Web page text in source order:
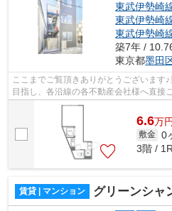
東武伊勢崎
東武伊勢崎
東武伊勢崎
築7年 /
東京都墨田
ここまでご覧頂きありがとうございます
目指し、各沿線の各不動産会社様へ直接
様へ提供しております！最新の情報は...
6.6万
敷金 0
3階 /
賃貸 | マンション グリーンシャ